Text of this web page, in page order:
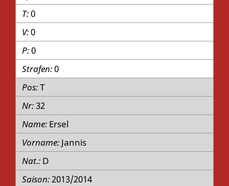
0
0
0
0
T
32
Ersel
Jannis
D
2013/2014